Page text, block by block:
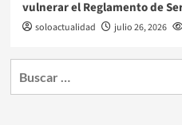
vulnerar el Reglamento de
soloactualidad julio 26, 2026